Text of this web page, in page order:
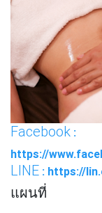
Facebook :
https://
LINE : https://
แผนที่